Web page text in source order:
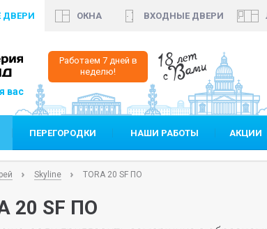
ОКНА ВХОДНЫЕ ДВЕРИ
Работаем 7 дней в
неделю!
18 лет
с Вами
99 +7 (812) 640 90 48
ПЕРЕГОРОДКИ НАШИ РАБОТЫ АКЦИИ
Skyline TORA 20 SF ПО
20 SF ПО